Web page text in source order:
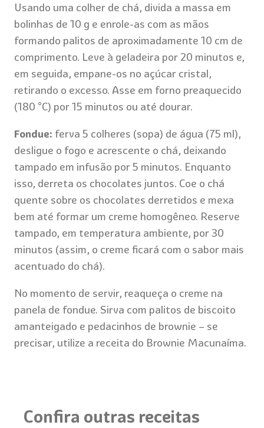
Usando uma colher de chá, divida a massa em
bolinhas de 10 g e enrole-as com as mãos
formando palitos de aproximadamente 10 cm de
comprimento. Leve à geladeira por 20 minutos e,
em seguida, empane-os no açúcar cristal,
retirando o excesso. Asse em forno preaquecido
(180 °C) por 15 minutos ou até dourar.
Fondue: ferva 5 colheres (sopa) de água (75 ml),
desligue o fogo e acrescente o chá, deixando
tampado em infusão por 5 minutos. Enquanto
isso, derreta os chocolates juntos. Coe o chá
quente sobre os chocolates derretidos e mexa
bem até formar um creme homogêneo. Reserve
tampado, em temperatura ambiente, por 30
minutos (assim, o creme ficará com o sabor mais
acentuado do chá).
No momento de servir, reaqueça o creme na
panela de fondue. Sirva com palitos de biscoito
amanteigado e pedacinhos de brownie – se
precisar, utilize a receita do Brownie Macunaíma.
Confira outras receitas